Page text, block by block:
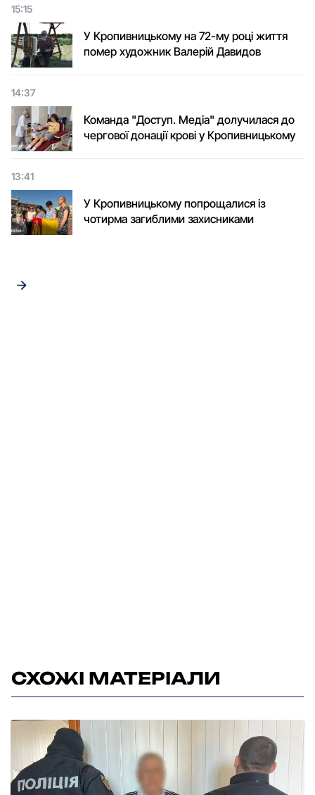
15:15
У Кропивницькому на 72-му році життя
помер художник Валерій Давидов
14:37
Команда "Доступ. Медіа" долучилася до
чергової донації крові у Кропивницькому
13:41
У Кропивницькому попрощалися із
чотирма загиблими захисниками
СХОЖІ МАТЕРІАЛИ